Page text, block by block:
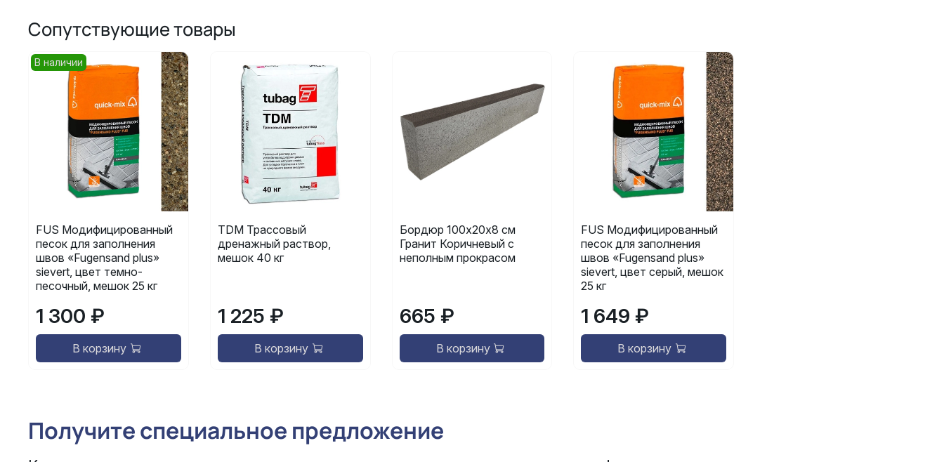
Сопутствующие товары
В наличии
FUS Модифицированный
песок для заполнения
швов «Fugensand plus»
sievert, цвет темно-
песочный, мешок 25 кг
1 300 ₽
В корзину
TDM Трассовый
дренажный раствор,
мешок 40 кг
1 225 ₽
В корзину
Бордюр 100х20х8 см
Гранит Коричневый с
неполным прокрасом
665 ₽
В корзину
FUS Модифицированный
песок для заполнения
швов «Fugensand plus»
sievert, цвет серый, мешок
25 кг
1 649 ₽
В корзину
Получите специальное предложение